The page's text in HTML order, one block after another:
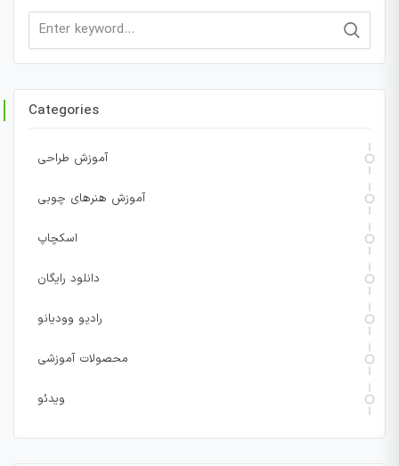
Search
Categories
آموزش طراحی
آموزش هنرهای چوبی
اسکچاپ
دانلود رایگان
رادیو وودیانو
محصولات آموزشی
ویدئو